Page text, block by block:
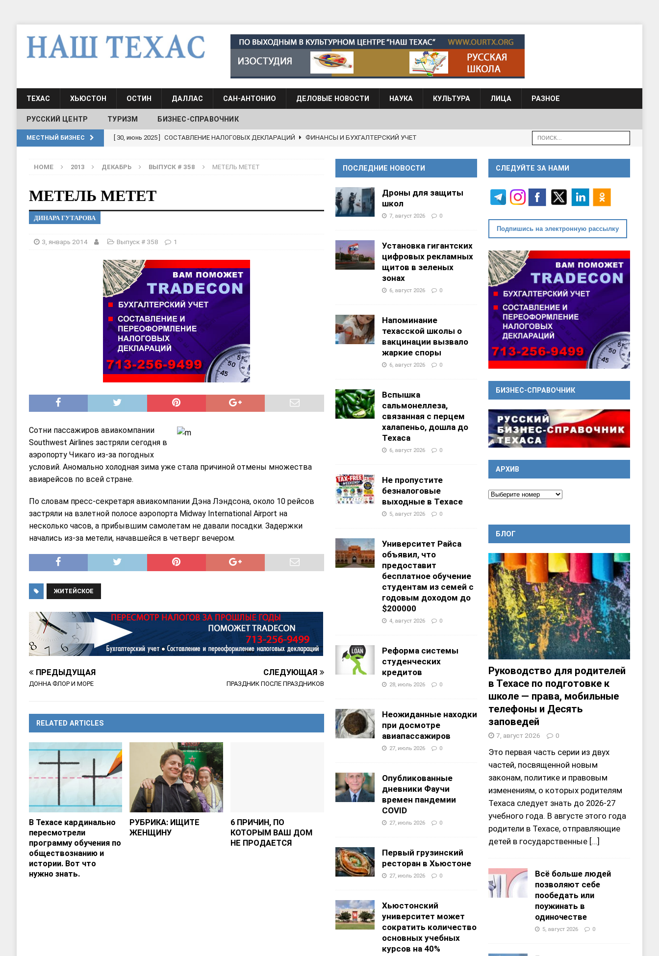
ТЕХАС ХЬЮСТОН ОСТИН ДАЛЛАС САН-АНТОНИО ДЕЛОВЫЕ НОВОСТИ НАУКА КУЛЬТУРА ЛИЦА РАЗНОЕ
РУССКИЙ ЦЕНТР ТУРИЗМ БИЗНЕС-СПРАВОЧНИК
МЕСТНЫЙ БИЗНЕС [ 19, июль 2017 ] Классы русского языка для взрослых при Культурном центре “Наш Техас”
[ 19, июль 2017 ] Школа русского языка при культурном центре “Наш Техас” ШКОЛЫ И
HOME 2013 ДЕКАБРЬ ВЫПУСК # 358 МЕТЕЛЬ МЕТЕТ
МЕТЕЛЬ МЕТЕТ
ДИНАРА ГУТАРОВА
3, январь 2014 Выпуск # 358 1
Сотни пассажиров авиакомпании
Southwest Airlines застряли сегодня в
аэропорту Чикаго из-за погодных
условий. Аномально холодная зима уже стала причиной отмены множества
авиарейсов по всей стране.
По словам пресс-секретаря авиакомпании Дэна Лэндсона, около 10 рейсов
застряли на взлетной полосе аэропорта Midway International Airport на
несколько часов, а прибывшим самолетам не давали посадки. Задержки
начались из-за метели, начавшейся в четверг вечером.
ЖИТЕЙСКОЕ
ПРЕДЫДУЩАЯ
ДОННА ФЛОР И МОРЕ
СЛЕДУЮЩАЯ
ПРАЗДНИК ПОСЛЕ ПРАЗДНИКОВ
RELATED ARTICLES
В Техасе кардинально
пересмотрели
программу обучения по
обществознанию и
истории. Вот что
нужно знать.
РУБРИКА: ИЩИТЕ
ЖЕНЩИНУ
6 ПРИЧИН, ПО
КОТОРЫМ ВАШ ДОМ
НЕ ПРОДАЕТСЯ
ПОСЛЕДНИЕ НОВОСТИ
Дроны для защиты
школ
7, август 2026 0
Установка гигантских
цифровых рекламных
щитов в зеленых
зонах
6, август 2026 0
Напоминание
техасской школы о
вакцинации вызвало
жаркие споры
6, август 2026 0
Вспышка
сальмонеллеза,
связанная с перцем
халапеньо, дошла до
Техаса
6, август 2026 0
Не пропустите
безналоговые
выходные в Техасе
5, август 2026 0
Университет Райса
объявил, что
предоставит
бесплатное обучение
студентам из семей с
годовым доходом до
$200000
4, август 2026 0
Реформа системы
студенческих
кредитов
28, июль 2026 0
Неожиданные находки
при досмотре
авиапассажиров
27, июль 2026 0
Опубликованные
дневники Фаучи
времен пандемии
COVID
27, июль 2026 0
Первый грузинский
ресторан в Хьюстоне
27, июль 2026 0
Хьюстонский
университет может
сократить количество
основных учебных
курсов на 40%
СЛЕДУЙТЕ ЗА НАМИ
Подпишись на электронную рассылку
БИЗНЕС-СПРАВОЧНИК
АРХИВ
БЛОГ
Руководство для родителей
в Техасе по подготовке к
школе — права, мобильные
телефоны и Десять
заповедей
7, август 2026 0
Это первая часть серии из двух
частей, посвященной новым
законам, политике и правовым
изменениям, о которых родителям
Техаса следует знать до 2026-27
учебного года. В августе этого года
родители в Техасе, отправляющие
детей в государственные [...]
Всё больше людей
позволяют себе
пообедать или
поужинать в
одиночестве
5, август 2026 0